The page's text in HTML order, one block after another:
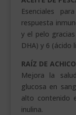
Esenciales
respuesta
y el pelo
DHA) y 6 (ácido
RAÍZ DE
Mejora la
glucosa en
alto contenido
inulina.